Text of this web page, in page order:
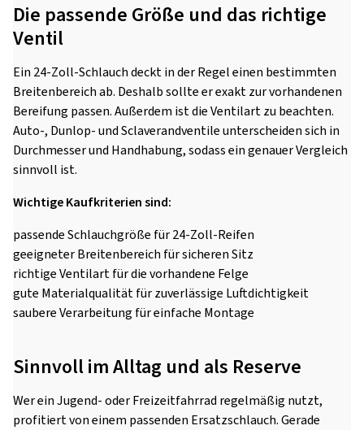
Die passende Größe und das richtige
Ventil
Ein 24-Zoll-Schlauch deckt in der Regel einen bestimmten
Breitenbereich ab. Deshalb sollte er exakt zur vorhandenen
Bereifung passen. Außerdem ist die Ventilart zu beachten.
Auto-, Dunlop- und Sclaverandventile unterscheiden sich in
Durchmesser und Handhabung, sodass ein genauer Vergleich
sinnvoll ist.
Wichtige Kaufkriterien sind:
passende Schlauchgröße für 24-Zoll-Reifen
geeigneter Breitenbereich für sicheren Sitz
richtige Ventilart für die vorhandene Felge
gute Materialqualität für zuverlässige Luftdichtigkeit
saubere Verarbeitung für einfache Montage
Sinnvoll im Alltag und als Reserve
Wer ein Jugend- oder Freizeitfahrrad regelmäßig nutzt,
profitiert von einem passenden Ersatzschlauch. Gerade